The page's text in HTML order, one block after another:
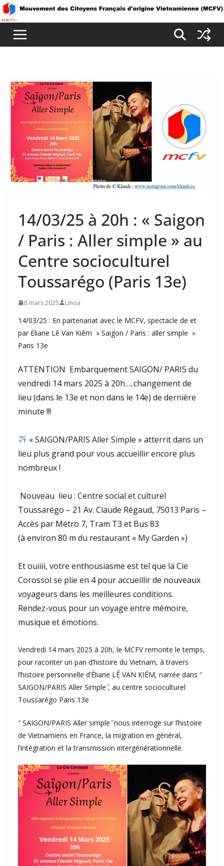
Passer
au
contenu
14/03/25 à 20h : « Saigon
/ Paris : Aller simple » au
Centre socioculturel
Toussarégo (Paris 13e)
8 mars 2025 Linoa
14/03/25 : En partenariat avec le MCFV, spectacle de et
par Eliane Lê Van Kiêm » Saigon / Paris : aller simple »
Paris 13e
ATTENTION Embarquement SAIGON/ PARIS du
vendredi 14 mars 2025 à 20h…..changement de
lieu (dans le 13e et non dans le 14e) de dernière
minute !!!
« SAIGON/PARIS Aller Simple » atterrit dans un
lieu plus grand pour vous accueillir encore plus
nombreux !
Nouveau lieu : Centre social et culturel
Toussarégo – 21 Av. Claude Régaud, 75013 Paris –
Accès par Métro 7, Tram T3 et Bus 83
(à environ 80 m du restaurant « My Garden »)
Et ouiiii, votre enthousiasme est tel que la Cie
Corossol se plie en 4 pour accueillir de nouveaux
voyageurs dans les meilleures conditions.
Rendez-vous pour un voyage entre mémoire,
musique et émotions.
Vendredi 14 mars 2025 à 20h, le MCFV remonte le temps,
pour raconter un pan d’histoire du Vietnam, à travers
l’histoire personnelle d’Éliane LÊ VAN KIÊM, narrée dans ʺ
SAIGON/PARIS Aller Simple ̋, au centre socioculturel
Toussarégo Paris 13e
ʺ SAIGON/PARIS Aller simple ̋ nous interroge sur l’histoire
de Vietnamiens en France, la migration en général,
l’intégration et la transmission intergénérationnelle.